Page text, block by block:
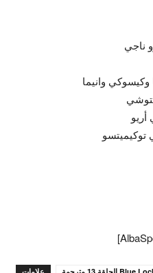
ناجي
وانيما
توكيميتسو